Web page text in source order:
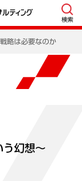
検索
略は必要なのか
う幻想～